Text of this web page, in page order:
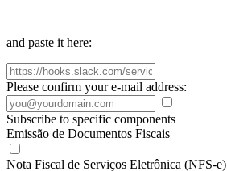
and paste it here:
Please confirm your e-mail address:
Subscribe to specific components
Emissão de Documentos Fiscais
Nota Fiscal de Serviços Eletrônica (NFS-e)